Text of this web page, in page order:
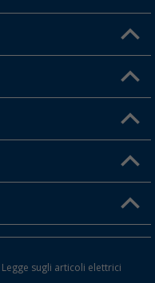
Legge sugli articoli elettrici